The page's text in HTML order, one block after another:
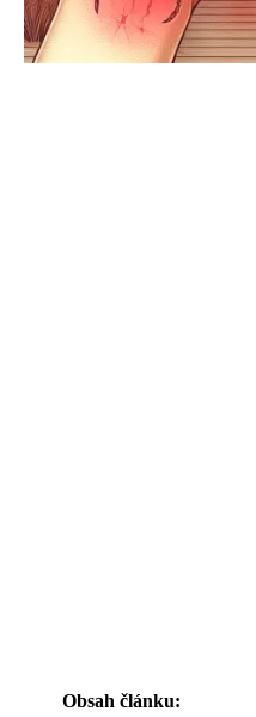
Obsah článku: